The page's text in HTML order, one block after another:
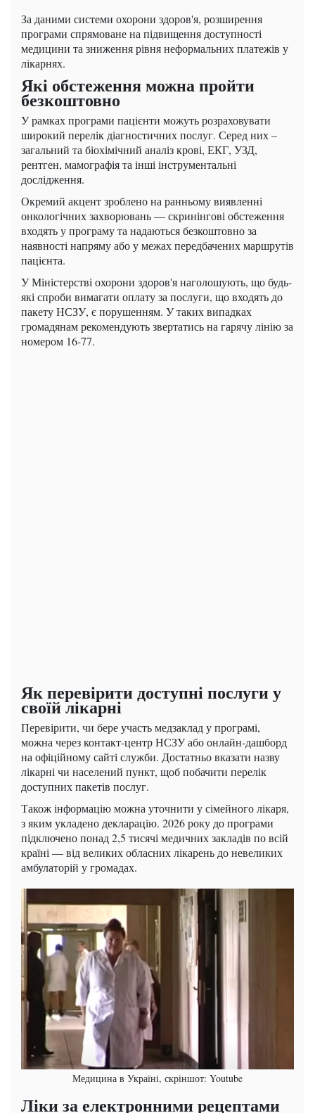
За даними системи охорони здоров'я, розширення
програми спрямоване на підвищення доступності
медицини та зниження рівня неформальних платежів у
лікарнях.
Які обстеження можна пройти
безкоштовно
У рамках програми пацієнти можуть розраховувати
широкий перелік діагностичних послуг. Серед них –
загальний та біохімічний аналіз крові, ЕКГ, УЗД,
рентген, мамографія та інші інструментальні
дослідження.
Окремий акцент зроблено на ранньому виявленні
онкологічних захворювань — скринінгові обстеження
входять у програму та надаються безкоштовно за
наявності напряму або у межах передбачених маршрутів
пацієнта.
У Міністерстві охорони здоров'я наголошують, що будь-
які спроби вимагати оплату за послуги, що входять до
пакету НСЗУ, є порушенням. У таких випадках
громадянам рекомендують звертатись на гарячу лінію за
номером 16-77.
Як перевірити доступні послуги у
своїй лікарні
Перевірити, чи бере участь медзаклад у програмі,
можна через контакт-центр НСЗУ або онлайн-дашборд
на офіційному сайті служби. Достатньо вказати назву
лікарні чи населений пункт, щоб побачити перелік
доступних пакетів послуг.
Також інформацію можна уточнити у сімейного лікаря,
з яким укладено декларацію. 2026 року до програми
підключено понад 2,5 тисячі медичних закладів по всій
країні — від великих обласних лікарень до невеликих
амбулаторій у громадах.
Медицина в Україні, скріншот: Youtube
Ліки за електронними рецептами